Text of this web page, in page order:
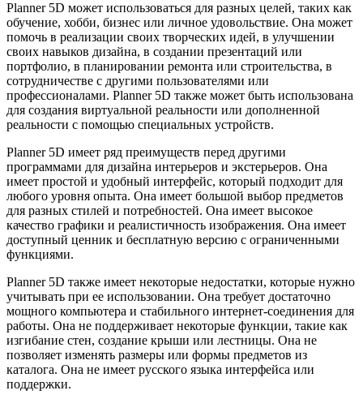
Planner 5D может использоваться для разных целей, таких как
обучение, хобби, бизнес или личное удовольствие. Она может
помочь в реализации своих творческих идей, в улучшении
своих навыков дизайна, в создании презентаций или
портфолио, в планировании ремонта или строительства, в
сотрудничестве с другими пользователями или
профессионалами. Planner 5D также может быть использована
для создания виртуальной реальности или дополненной
реальности с помощью специальных устройств.
Planner 5D имеет ряд преимуществ перед другими
программами для дизайна интерьеров и экстерьеров. Она
имеет простой и удобный интерфейс, который подходит для
любого уровня опыта. Она имеет большой выбор предметов
для разных стилей и потребностей. Она имеет высокое
качество графики и реалистичность изображения. Она имеет
доступный ценник и бесплатную версию с ограниченными
функциями.
Planner 5D также имеет некоторые недостатки, которые нужно
учитывать при ее использовании. Она требует достаточно
мощного компьютера и стабильного интернет-соединения для
работы. Она не поддерживает некоторые функции, такие как
изгибание стен, создание крыши или лестницы. Она не
позволяет изменять размеры или формы предметов из
каталога. Она не имеет русского языка интерфейса или
поддержки.